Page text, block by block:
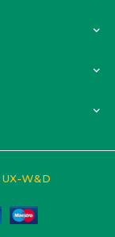



UX-W&D